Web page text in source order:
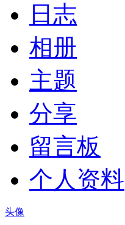
日志
相册
主题
分享
留言板
个人资料
头像